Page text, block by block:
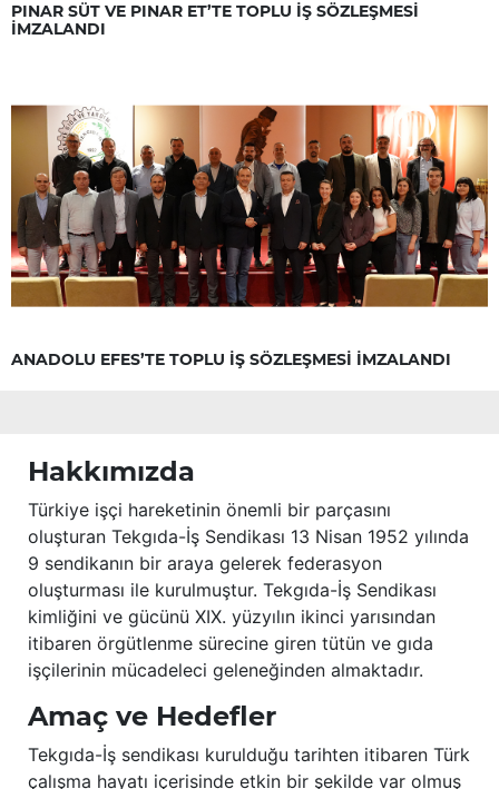
PINAR SÜT VE PINAR ET’TE TOPLU İŞ SÖZLEŞMESİ
İMZALANDI
ANADOLU EFES’TE TOPLU İŞ SÖZLEŞMESİ İMZALANDI
Hakkımızda
Türkiye işçi hareketinin önemli bir parçasını
oluşturan Tekgıda-İş Sendikası 13 Nisan 1952 yılında
9 sendikanın bir araya gelerek federasyon
oluşturması ile kurulmuştur. Tekgıda-İş Sendikası
kimliğini ve gücünü XIX. yüzyılın ikinci yarısından
itibaren örgütlenme sürecine giren tütün ve gıda
işçilerinin mücadeleci geleneğinden almaktadır.
Amaç ve Hedefler
Tekgıda-İş sendikası kurulduğu tarihten itibaren Türk
çalışma hayatı içerisinde etkin bir şekilde var olmuş